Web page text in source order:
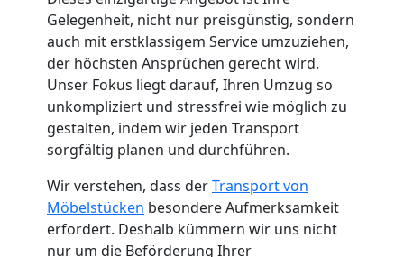
Gelegenheit, nicht nur preisgünstig, sondern
auch mit erstklassigem Service umzuziehen,
der höchsten Ansprüchen gerecht wird.
Unser Fokus liegt darauf, Ihren Umzug so
unkompliziert und stressfrei wie möglich zu
gestalten, indem wir jeden Transport
sorgfältig planen und durchführen.
Wir verstehen, dass derTransport von
Möbelstücken besondere Aufmerksamkeit
erfordert. Deshalb kümmern wir uns nicht
nur um die Beförderung Ihrer
Umzug
und
Lagerung
Leonding